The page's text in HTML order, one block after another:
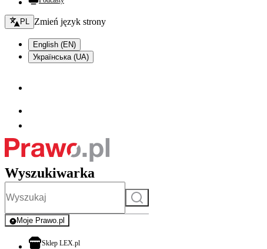
Zmień język - bieżący:
PL Zmień język strony
English (EN)
Українська (UA)
Wyszukiwarka
Szukaj
Moje Prawo.pl
- rejestracja i logowanie do serwisu
Sklep LEX.plotwiera się w nowej karcie